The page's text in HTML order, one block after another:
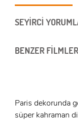
SEYİRCİ
BENZER FİLMLER
Paris dekorunda
süper kahraman